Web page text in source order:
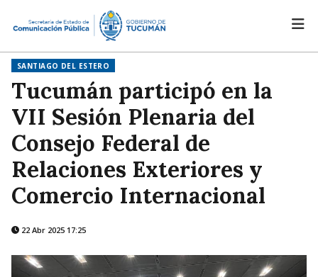
SANTIAGO DEL ESTERO
Tucumán participó en la
VII Sesión Plenaria del
Consejo Federal de
Relaciones Exteriores y
Comercio Internacional
22 Abr 2025 17:25